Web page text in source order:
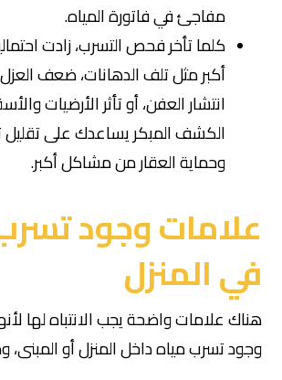
مفاجئ في فاتورة المياه.
كلما تأخر فحص التسرب، زادت
أكبر مثل تلف الدهانات، ضعف
انتشار العفن، أو تأثر الأرضيات
الكشف المبكر يساعدك على تقليل
وحماية العقار من مشاكل أكبر.
علامات وجود
في المنزل
هناك علامات واضحة يجب الانتباه لها
وجود تسرب مياه داخل المنزل أو المبنى،